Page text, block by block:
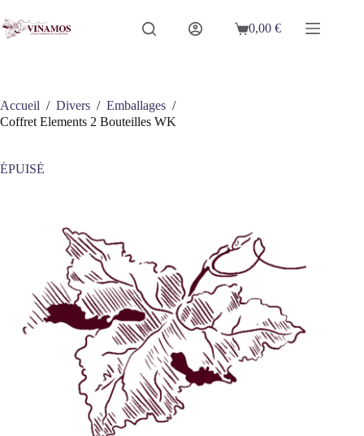
au
contenu
Panier
0,00€
Accueil / Divers / Emballages /
Coffret Elements 2 Bouteilles WK
ÉPUISÉ